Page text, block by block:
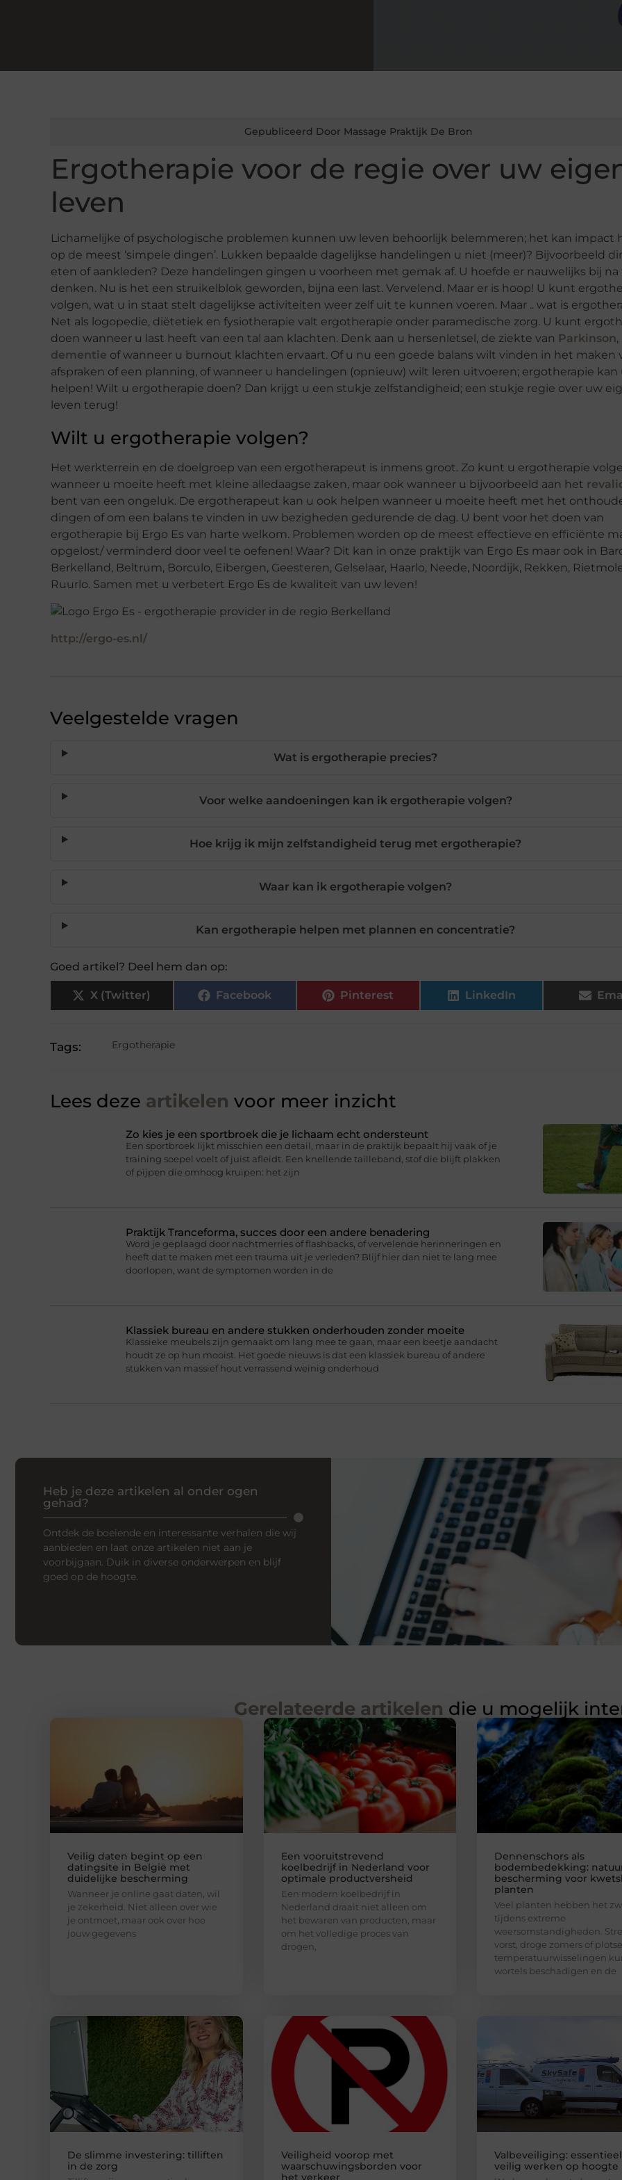
Gepubliceerd Door Massage Praktijk De Bron
Ergotherapie voor de regie over uw
leven
Lichamelijke of psychologische problemen kunnen uw leven behoorlijk belemmeren; het kan impact
op de meest ‘simpele dingen’. Lukken bepaalde dagelijkse handelingen u niet (meer)? Bijvoorbeeld
eten of aankleden? Deze handelingen gingen u voorheen met gemak af. U hoefde er nauwelijks bij na
denken. Nu is het een struikelblok geworden, bijna een last. Vervelend. Maar er is hoop! U kunt
volgen, wat u in staat stelt dagelijkse activiteiten weer zelf uit te kunnen voeren. Maar .. wat is
Net als logopedie, diëtetiek en fysiotherapie valt ergotherapie onder paramedische zorg. U kunt
doen wanneer u last heeft van een tal aan klachten. Denk aan u hersenletsel, de ziekte van Parkinson,
dementie of wanneer u burnout klachten ervaart. Of u nu een goede balans wilt vinden in het maken
afspraken of een planning, of wanneer u handelingen (opnieuw) wilt leren uitvoeren; ergotherapie kan
helpen! Wilt u ergotherapie doen? Dan krijgt u een stukje zelfstandigheid; een stukje regie over uw
leven terug!
Wilt u ergotherapie volgen?
Het werkterrein en de doelgroep van een ergotherapeut is inmens groot. Zo kunt u ergotherapie
wanneer u moeite heeft met kleine alledaagse zaken, maar ook wanneer u bijvoorbeeld aan het
bent van een ongeluk. De ergotherapeut kan u ook helpen wanneer u moeite heeft met het
dingen of om een balans te vinden in uw bezigheden gedurende de dag. U bent voor het doen van
ergotherapie bij Ergo Es van harte welkom. Problemen worden op de meest effectieve en efficiënte
opgelost/ verminderd door veel te oefenen! Waar? Dit kan in onze praktijk van Ergo Es maar ook in
Berkelland, Beltrum, Borculo, Eibergen, Geesteren, Gelselaar, Haarlo, Neede, Noordijk, Rekken,
Ruurlo. Samen met u verbetert Ergo Es de kwaliteit van uw leven!
http://ergo-es.nl/
Veelgestelde vragen
Wat is ergotherapie precies?
Voor welke aandoeningen kan ik ergotherapie volgen?
Hoe krijg ik mijn zelfstandigheid terug met ergotherapie?
Waar kan ik ergotherapie volgen?
Kan ergotherapie helpen met plannen en concentratie?
Goed artikel? Deel hem dan op:
X (Twitter) Facebook Pinterest LinkedIn
Tags: Ergotherapie
Lees deze artikelen voor meer inzicht
Zo kies je een sportbroek die je lichaam echt ondersteunt
Een sportbroek lijkt misschien een detail, maar in de praktijk bepaalt hij vaak of je
training soepel voelt of juist afleidt. Een knellende tailleband, stof die blijft plakken
of pijpen die omhoog kruipen: het zijn
Praktijk Tranceforma, succes door een andere benadering
Word je geplaagd door nachtmerries of flashbacks, of vervelende herinneringen en
heeft dat te maken met een trauma uit je verleden? Blijf hier dan niet te lang mee
doorlopen, want de symptomen worden in de
Klassiek bureau en andere stukken onderhouden zonder moeite
Klassieke meubels zijn gemaakt om lang mee te gaan, maar een beetje aandacht
houdt ze op hun mooist. Het goede nieuws is dat een klassiek bureau of andere
stukken van massief hout verrassend weinig onderhoud
Heb je deze artikelen al onder ogen
gehad?
Ontdek de boeiende en interessante verhalen die wij
aanbieden en laat onze artikelen niet aan je
voorbijgaan. Duik in diverse onderwerpen en blijf
goed op de hoogte.
Gerelateerde artikelen die u mogelijk
Veilig daten begint op een
datingsite in België met
duidelijke bescherming
Wanneer je online gaat daten, wil
je zekerheid. Niet alleen over wie
je ontmoet, maar ook over hoe
jouw gegevens
Een vooruitstrevend
koelbedrijf in Nederland voor
optimale productversheid
Een modern koelbedrijf in
Nederland draait niet alleen om
het bewaren van producten, maar
om het volledige proces van
drogen,
Dennenschors als
bodembedekking:
bescherming voor
planten
Veel planten hebben het
tijdens extreme
weersomstandigheden.
vorst, droge zomers of
temperatuurwisselingen
wortels beschadigen en de
De slimme investering: tilliften
in de zorg
Veiligheid voorop met
waarschuwingsborden voor
het verkeer
Valbeveiliging:
veilig werken op hoogte